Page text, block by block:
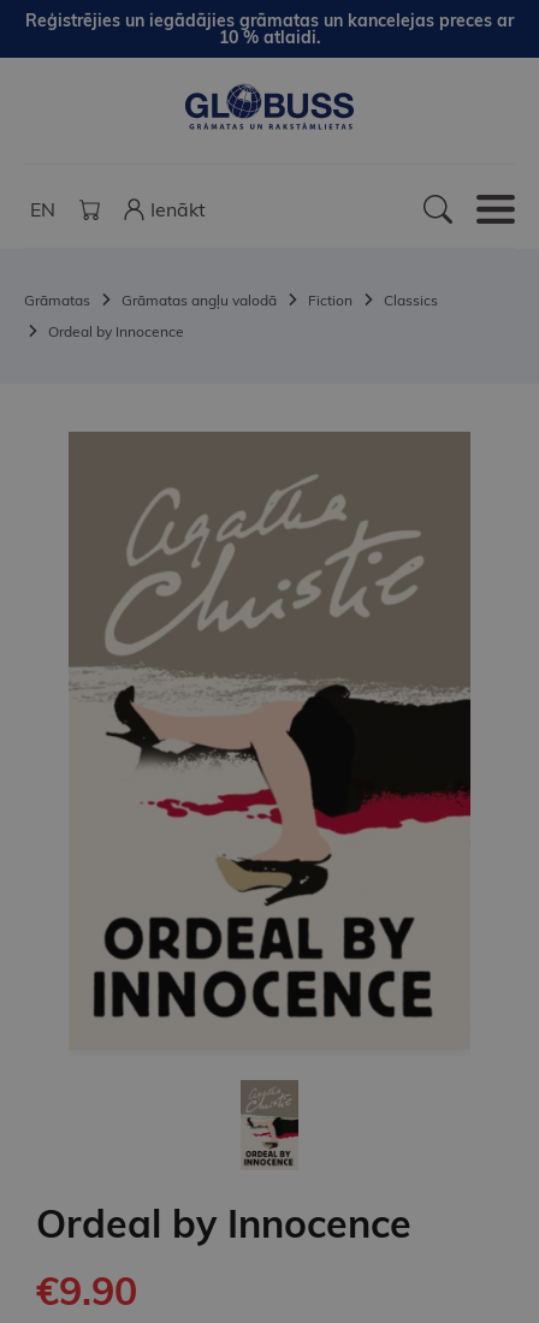
Reģistrējies un iegādājies grāmatas un kancelejas preces ar
10 % atlaidi.
EN Ienākt
Grāmatas Grāmatas angļu valodā Fiction
Classics
Ordeal by Innocence
Ordeal by Innocence
€9.90